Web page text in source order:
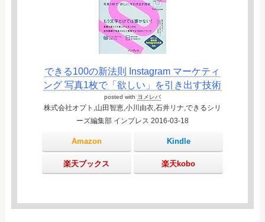
できる100の新法則 Instagram マーケティ
ング 写真1枚で「欲しい」を引き出す技術
posted with ヨメレバ
株式会社オプト,山田智恵,小川由衣,石井リナ,できるシリ
ーズ編集部 インプレス 2016-03-18
Amazon Kindle
楽天ブックス 楽天kobo